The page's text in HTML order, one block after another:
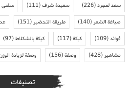
سعد لمجرد(226) سعيدة شرف(111) سلمى
صباغة الشعر(140) طريقة التحضير(151)
فوائد(109) كيكة(117) كيكة بالشكلاط(97)
مشاهير(428) وصفة(156) وصفة لزيادة
تصنيفات